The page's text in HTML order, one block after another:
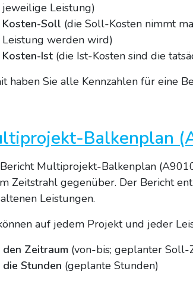
jeweilige Leistung)
Kosten-Soll (die Soll-Kosten nimmt
Leistung werden wird)
Kosten-Ist(die Ist-Kosten sind die
haben Sie alle Kennzahlen für eine
Balkenplan
Multiprojekt-Balkenplan
Zeitstrahl gegenüber. Der Bericht
Leistungen.
auf jedem Projekt und jeder
den Zeitraum(von-bis; geplanter Soll-
die Stunden (geplante Stunden)